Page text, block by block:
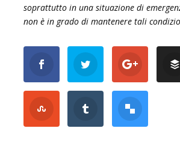
soprattutto in una situazione di
non è in grado di mantenere tali